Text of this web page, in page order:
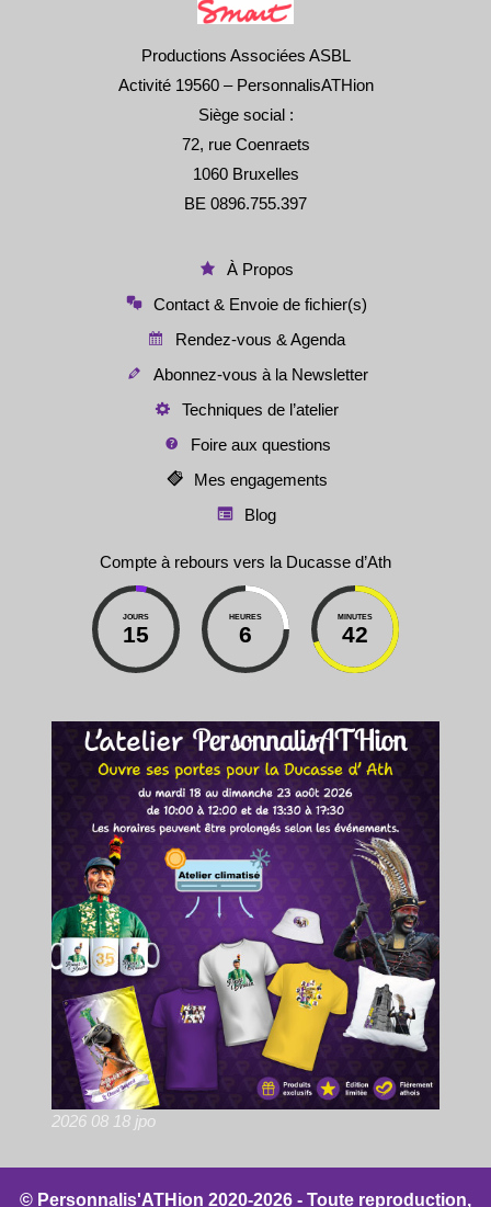
Productions Associées ASBL
Activité 19560 – PersonnalisATHion
Siège social :
72, rue Coenraets
1060 Bruxelles
BE 0896.755.397
À Propos
Contact & Envoie de fichier(s)
Rendez-vous & Agenda
Abonnez-vous à la Newsletter
Techniques de l’atelier
Foire aux questions
Mes engagements
Blog
Compte à rebours vers la Ducasse d’Ath
JOURS
15
HEURES
6
MINUTES
42
2026 08 18 jpo
© Personnalis'ATHion 2020-2026 - Toute reproduction,